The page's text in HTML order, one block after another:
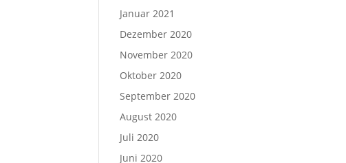
Januar 2021
Dezember 2020
November 2020
Oktober 2020
September 2020
August 2020
Juli 2020
Juni 2020